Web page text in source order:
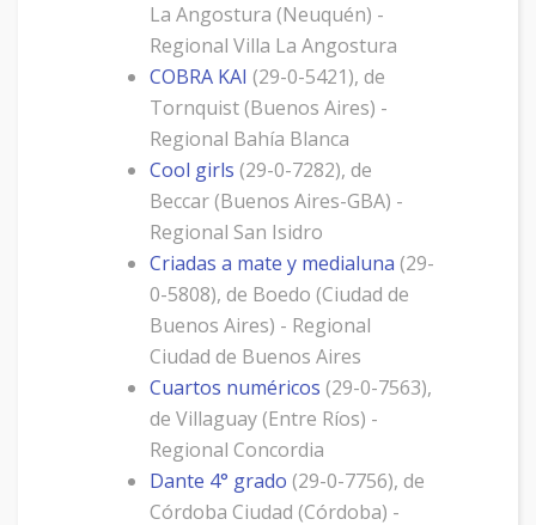
La Angostura (Neuquén) -
Regional Villa La Angostura
COBRA KAI (29-0-5421), de
Tornquist (Buenos Aires) -
Regional Bahía Blanca
Cool girls (29-0-7282), de
Beccar (Buenos Aires-GBA) -
Regional San Isidro
Criadas a mate y medialuna (29-
0-5808), de Boedo (Ciudad de
Buenos Aires) - Regional
Ciudad de Buenos Aires
Cuartos numéricos (29-0-7563),
de Villaguay (Entre Ríos) -
Regional Concordia
Dante 4° grado (29-0-7756), de
Córdoba Ciudad (Córdoba) -